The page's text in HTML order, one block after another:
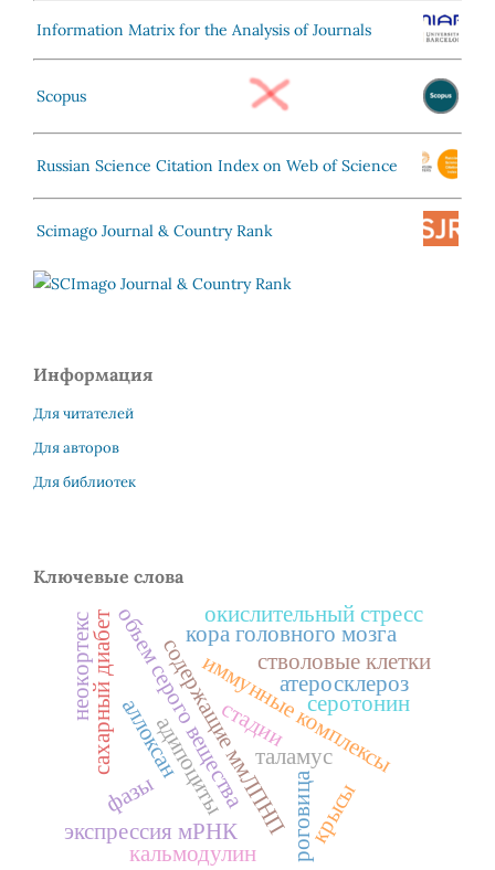
Information Matrix for the Analysis of Journals
Scopus
Russian Science Citation Index on Web of Science
Scimago Journal & Country Rank
Информация
Для читателей
Для авторов
Для библиотек
Ключевые слова
атеросклероз
иммунные комплексы
содержащие ммЛПНП
кора головного мозга
таламус
объем серого вещества
сахарный диабет адипоциты
окислительный стресс
аллоксан
фазы
стадии
роговица
стволовые клетки
серотонин
экспрессия мРНК
кальмодулин
крысы
неокортекс